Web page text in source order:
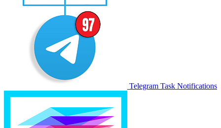
Telegram Task Notifications